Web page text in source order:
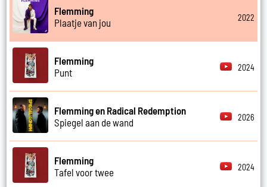
Flemming
Plaatje van jou
2022
Flemming
Punt
2024
Flemming en Radical Redemption
Spiegel aan de wand
2026
Flemming
Tafel voor twee
2024